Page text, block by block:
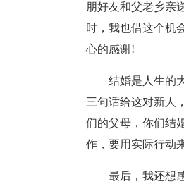
朋好友和父老乡亲
时，我也借这个机
心的感谢!
结婚是人生的
三句话给这对新人
们的父母，你们结
作，要用实际行动
最后，我还想